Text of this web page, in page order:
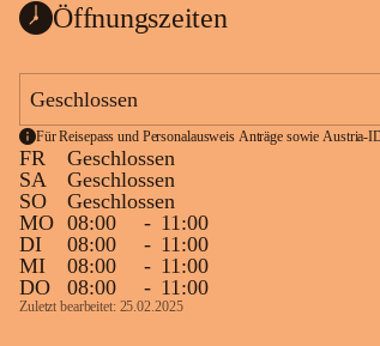
Öffnungszeiten
Geschlossen
Für Reisepass und Personalausweis Anträge sowie Austria-
FR
Geschlossen
SA
Geschlossen
SO
Geschlossen
MO 08:00 - 11:00
DI
08:00 - 11:00
MI
08:00 - 11:00
DO
08:00 - 11:00
Zuletzt bearbeitet: 25.02.2025